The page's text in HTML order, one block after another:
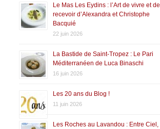
Le Mas Les Eydins : l’Art de vivre et de
recevoir d’Alexandra et Christophe
Bacquié
22 juin 2026
La Bastide de Saint-Tropez : Le Pari
Méditerranéen de Luca Binaschi
16 juin 2026
Les 20 ans du Blog !
11 juin 2026
Les Roches au Lavandou : Entre Ciel,